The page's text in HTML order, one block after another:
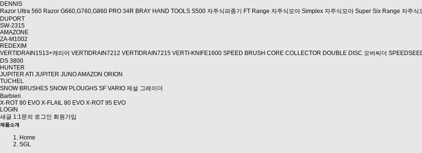
DENNIS
Razor Ultra 560 Razor G660,G760,G860 PRO 34R BRAY HAND TOOLS S500 자주식파종기 FT Range 자주식모아 Simplex 자주식모아 Super Six Range 자주식
DUPORT
SW-2315
AMAZONE
ZA-M1002
REDEXIM
VERTIDRAIN1513+캐리어 VERTIDRAIN7212 VERTIDRAIN7215 VERTI-KNIFE1600 SPEED BRUSH CORE COLLECTOR DOUBLE DISC 오버씨더
DS 3800
HUNTER
JUPITER ATI JUPITER JUNOAMAZON ORION
TUCHEL
SNOW BRUSHES SNOW PLOUGHS SF VARIO 제설 그레이더
Barbieri
X-ROT 80 EVO X-FLAIL 80 EVO X-ROT 95 EVO
LOGIN
새글 1:1문의 로그인 회원가입
제품소개
Home
SGL